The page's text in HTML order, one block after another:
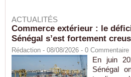
ACTUALITÉS
Commerce extérieur : le
Sénégal s’est fortement
Rédaction - 08/08/2026 - 0 Commentaire
En juin
Sénégal